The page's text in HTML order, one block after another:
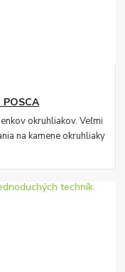
okruhliakov. Veľmi
na kamene okruhliaky